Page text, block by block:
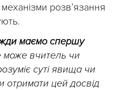
розв’язання
маємо спершу
може вчитель чи
суті явища чи
отримати цей досвід